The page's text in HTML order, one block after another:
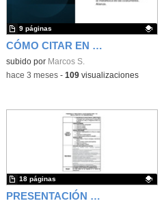
CÓMO CITAR EN EL PROYECTO DE INVESTIGACIÓN DE 1.º DE BACHILLERATO
Contenido educativo.
subido por Marcos S.
9 páginas
-hace 3 meses- 109visualizaciones
PRESENTACIÓN DEL PROGRAMA DE PROYECTOS DE INVESTIGACIÓN IES FRANCISCO AYALA
18 páginas